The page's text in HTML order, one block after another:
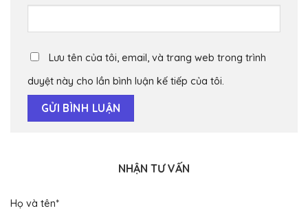
Lưu tên của tôi, email, và trang web trong trình
duyệt này cho lần bình luận kế tiếp của tôi.
NHẬN TƯ VẤN
Họ và tên*